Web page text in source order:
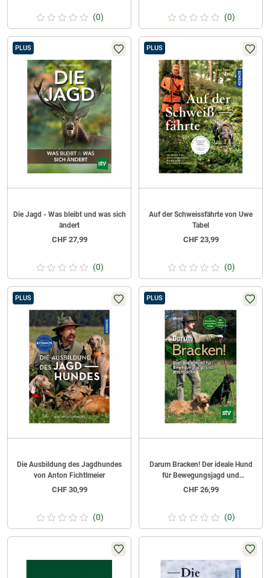
(0) (0)
PLUS
Die Jagd - Was bleibt und was sich
ändert
CHF27,99
(0)
PLUS
Auf der Schweissfährte von Uwe
Tabel
CHF23,99
(0)
PLUS
Die Ausbildung des Jagdhundes
von Anton Fichtlmeier
CHF30,99
(0)
PLUS
Darum Bracken! Der ideale Hund
für Bewegungsjagd und
Nachsuche von Erich Pitzl
CHF26,99
(0)